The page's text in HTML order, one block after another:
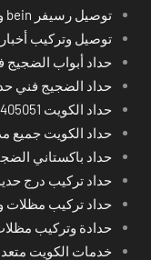
توصيل رسيفر bein و تركيب ستلايت و رسيفرات في الكويت
توصيل وتركيب
حداد أبواب الضجيج
حداد الضجيج فني
حداد الكويت 66405051 جميع مدن الكويت
حداد الكويت جميع
حداد باكستاني
حداد تركيب درج
حداد تركيب مظلات
حدادة وتركيب
خدمات الكويت